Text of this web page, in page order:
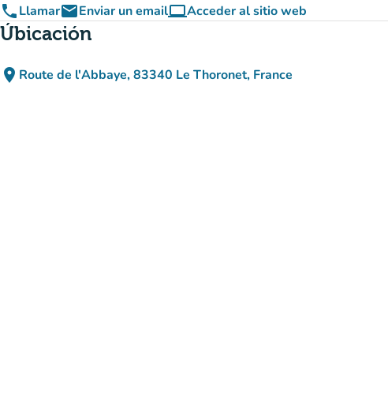
phoneLlamaremailEnviar un emailcomputerAcceder al sitio web
(nueva pestaña)
Úbicación
place Route de l'Abbaye, 83340 Le Thoronet, France
(abrir en Google Maps)
(nueva pestaña)